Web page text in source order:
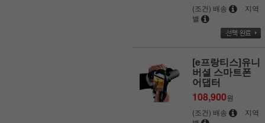
(조건) 배송
지역
별
[e프랑티스]유니
버셜 스마트폰
어댑터
108,900원
(조건) 배송
지역